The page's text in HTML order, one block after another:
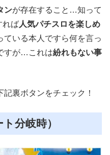
ンが存在すること…知って
れば人気パチスロを楽しめ
いる本人ですら何を言っ
すが…これは紛れもない事
裏ボタンをチェック！
分岐時）